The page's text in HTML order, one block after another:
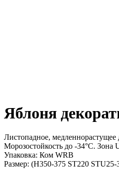
Яблоня
Листопадное,
Морозостойкость до -34°C. Зона
Упаковка: Ком WRB
Размер: (H350-375 ST220 STU25-